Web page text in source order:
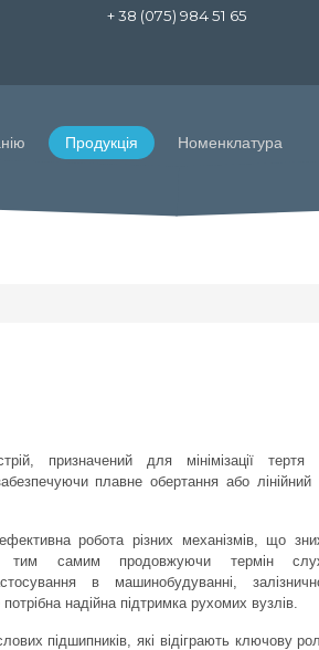
+ 38 (075) 984 51 65
Продукція Номенклатура
призначений для мінімізації тертя
плавне обертання або лінійний
робота різних механізмів, що
тим самим продовжуючи термін
в машинобудуванні,
надійна підтримка рухомих вузлів.
підшипників, які відіграють ключову